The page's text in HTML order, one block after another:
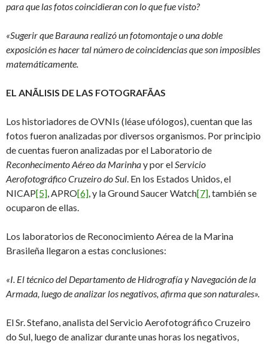
para que las fotos coincidieran con lo que fue visto?
«Sugerir que Barauna realizó un fotomontaje o una doble
exposición es hacer tal número de coincidencias que son imposibles
matemáticamente.
EL ANÃLISIS DE LAS FOTOGRAFÃAS
Los historiadores de OVNIs (léase ufólogos), cuentan que las
fotos fueron analizadas por diversos organismos. Por principio
de cuentas fueron analizadas por el Laboratorio de
Reconhecimento Aéreo da Marinhay por elServicio
Aerofotográfico Cruzeiro do Sul. En los Estados Unidos, el
NICAP[5], APRO[6], y la Ground Saucer Watch[7], también se
ocuparon de ellas.
Los laboratorios de Reconocimiento Aérea de la Marina
Brasileña llegaron a estas conclusiones:
«I. El técnico del Departamento de Hidrografía y Navegación de la
Armada, luego de analizar los negativos, afirma que son naturales».
El Sr. Stefano, analista del Servicio Aerofotográfico Cruzeiro
do Sul, luego de analizar durante unas horas los negativos,